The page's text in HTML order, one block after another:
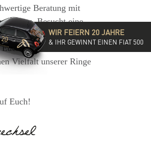
Beratung mit
Besucht eine
in der DACH-
von der
Vielfalt unserer Ringe
Euch!
WIR FEIERN 20 JAHRE
& IHR GEWINNT EINEN FIAT 500